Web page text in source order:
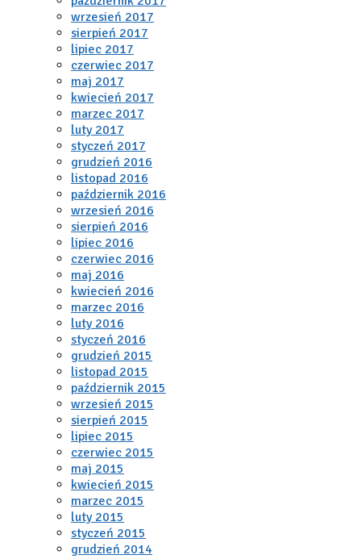
wrzesień 2017
sierpień 2017
lipiec 2017
czerwiec 2017
maj 2017
kwiecień 2017
marzec 2017
luty 2017
styczeń 2017
grudzień 2016
listopad 2016
październik 2016
wrzesień 2016
sierpień 2016
lipiec 2016
czerwiec 2016
maj 2016
kwiecień 2016
marzec 2016
luty 2016
styczeń 2016
grudzień 2015
listopad 2015
październik 2015
wrzesień 2015
sierpień 2015
lipiec 2015
czerwiec 2015
maj 2015
kwiecień 2015
marzec 2015
luty 2015
styczeń 2015
grudzień 2014